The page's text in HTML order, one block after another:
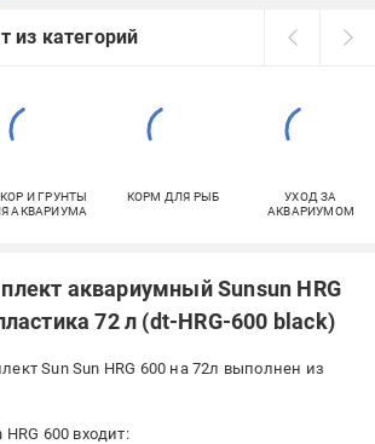
из категорий
И ГРУНТЫ
АКВАРИУМА
КОРМ ДЛЯ РЫБ
УХОД ЗА
АКВАРИУМОМ
аквариумный Sunsun HRG
72 л (dt-HRG-600 black)
Sun Sun HRG 600 на 72л выполнен из
600 входит: